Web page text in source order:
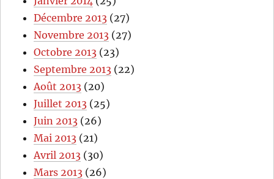
Décembre 2013 (27)
Novembre 2013 (27)
Octobre 2013 (23)
Septembre 2013 (22)
Août 2013 (20)
Juillet 2013 (25)
Juin 2013 (26)
Mai 2013 (21)
Avril 2013 (30)
Mars 2013 (26)